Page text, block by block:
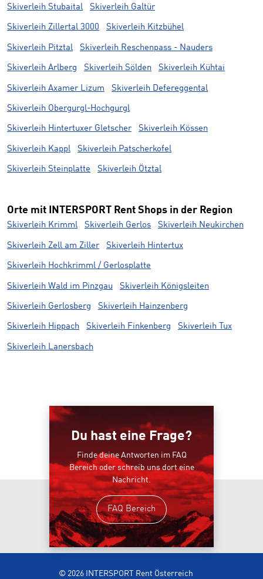
Skiverleih Stubaital Skiverleih Galtür
Skiverleih Zillertal 3000 Skiverleih Kitzbühel
Skiverleih Pitztal Skiverleih Reschenpass - Nauders
Skiverleih Arlberg Skiverleih Sölden Skiverleih Kühtai
Skiverleih Axamer Lizum Skiverleih Defereggental
Skiverleih Obergurgl-Hochgurgl
Skiverleih Hintertuxer Gletscher Skiverleih Kössen
Skiverleih Kappl Skiverleih Patscherkofel
Skiverleih Steinplatte Skiverleih Ötztal
Orte mit INTERSPORT Rent Shops in der Region
Skiverleih Krimml Skiverleih Gerlos Skiverleih Neukirchen
Skiverleih Zell am Ziller Skiverleih Hintertux
Skiverleih Hochkrimml / Gerlosplatte
Skiverleih Wald im Pinzgau Skiverleih Königsleiten
Skiverleih Gerlosberg Skiverleih Hainzenberg
Skiverleih Hippach Skiverleih Finkenberg Skiverleih Tux
Skiverleih Lanersbach
Du hast eine Frage?
Finde deine Antworten im FAQ
Bereich oder schreib uns dort eine
Nachricht.
FAQ Bereich
© 2026 INTERSPORT Rent Österreich